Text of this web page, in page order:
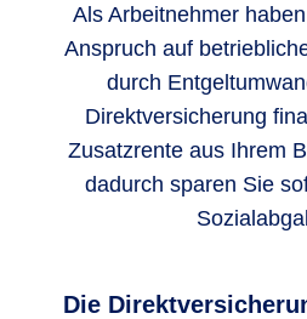
Als Arbeitnehmer
Anspruch auf
durch
Direktversicherung
Zusatzrente aus Ihrem
dadurch sparen Sie
Die